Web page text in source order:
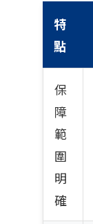
特
點
保
障
範
圍
明
確